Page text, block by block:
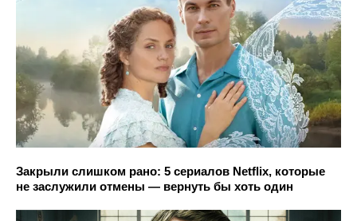
Закрыли слишком рано: 5 сериалов Netflix, которые
не заслужили отмены — вернуть бы хоть один